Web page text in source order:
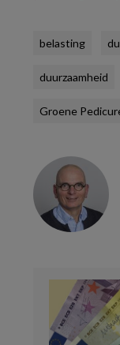
belasting
duurzaamheid
Groene